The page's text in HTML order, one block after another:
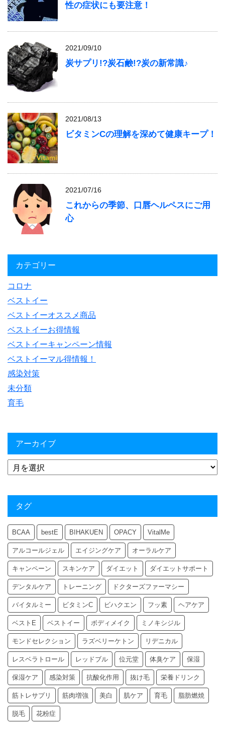
性の症状にも要注意！
2021/09/10
炭サプリ!?炭石鹸!?炭の新常識♪
2021/08/13
ビタミンCの理解を深めて健康キープ！
2021/07/16
これからの季節、口唇ヘルペスにご用
心
カテゴリー
コロナ
ベストイー
ベストイーオススメ商品
ベストイーお得情報
ベストイーキャンペーン情報
ベストイーマル得情報！
感染対策
未分類
育毛
アーカイブ
タグ
BCAA bestE BIHAKUEN OPACY VitalMe
アルコールジェル エイジングケア オーラルケア
キャンペーン スキンケア ダイエット ダイエットサポート
デンタルケア トレーニング ドクターズファーマシー
バイタルミー ビタミンC ビハクエン フッ素 ヘアケア
ベストE ベストイー ボディメイク ミノキシジル
モンドセレクション ラズベリーケトン リデニカル
レスベラトロール レッドブル 位元堂 体臭ケア 保湿
保湿ケア 感染対策 抗酸化作用 抜け毛 栄養ドリンク
筋トレサプリ 筋肉増強 美白 肌ケア 育毛 脂肪燃焼
脱毛 花粉症